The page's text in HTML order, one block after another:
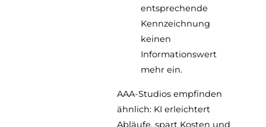
entsprechende
Kennzeichnung
keinen
Informationswert
mehr ein.
AAA-Studios empfinden
ähnlich: KI erleichtert
Abläufe, spart Kosten und